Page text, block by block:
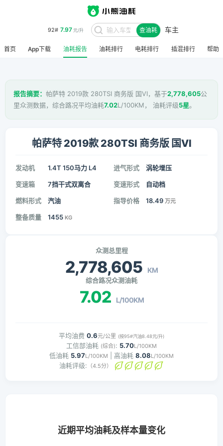
92# 7.97元/升 查油耗 车主
首页 App下载 油耗报告 油耗排行 电耗排行 插混排行 帮助
报告摘要： 帕萨特 2019款 280TSI 商务版 国VI，基于2,778,605公
里众测数据，综合路况平均油耗7.02L/100KM， 油耗评级5星。
帕萨特 2019款 280TSI 商务版 国VI
发动机 1.4T 150马力 L4 进气形式 涡轮增压
变速箱 7挡干式双离合 变速形式 自动档
燃料形式 汽油 指导价格 18.49 万元
整备质量 1455 KG
众测总里程
2,778,605 KM
综合路况众测油耗
7.02 L/100KM
平均油费 0.6元/公里 (按95#汽油8.48元/升)
工信部油耗 (综合): 5.70L/100KM
低油耗 5.97L/100KM | 高油耗 8.08L/100KM
油耗评级: （4.5分）